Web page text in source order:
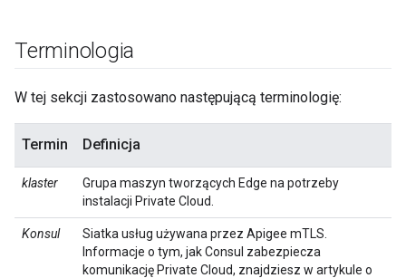
Terminologia
W tej sekcji zastosowano następującą terminologię:
Termin Definicja
klaster
Grupa maszyn tworzących Edge na potrzeby
instalacji Private Cloud.
Konsul
Siatka usług używana przez Apigee mTLS.
Informacje o tym, jak Consul zabezpiecza
komunikację Private Cloud, znajdziesz w artykule o